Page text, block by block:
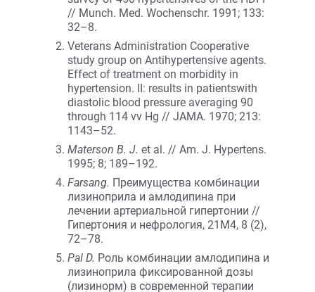
// Munch. Med. Wochenschr. 1991; 133:
32–8.
Veterans Administration Cooperative
study group on Antihypertensive agents.
Effect of treatment on morbidity in
hypertension. II: results in patientswith
diastolic blood pressure averaging 90
through 114 vv Hg // JAMA. 1970; 213:
1143–52.
Materson B. J. et al. // Am. J. Hypertens.
1995; 8; 189–192.
Farsang. Преимущества комбинации
лизиноприла и амлодипина при
лечении артериальной гипертонии //
Гипертония и нефрология, 21М4, 8 (2),
72–78.
Pal D. Роль комбинации амлодипина и
лизиноприла фиксированной дозы
(лизинорм) в современной терапии